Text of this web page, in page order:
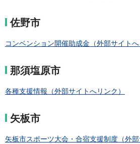
佐野市
コンベンション開催助成金（外部サイトへ
那須塩原市
各種支援情報（外部サイトへリンク）
矢板市
矢板市スポーツ大会・合宿支援制度（外部